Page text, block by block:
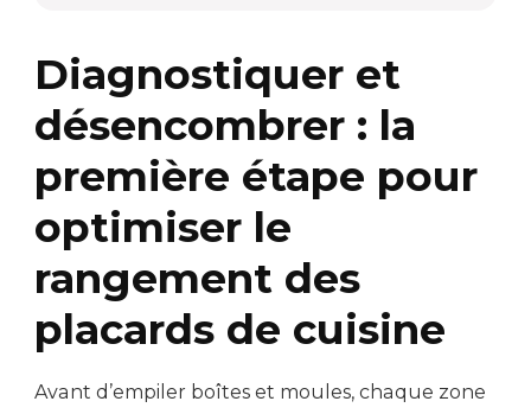
Diagnostiquer et
désencombrer : la
première étape pour
optimiser le
rangement des
placards de cuisine
Avant d’empiler boîtes et moules, chaque zone